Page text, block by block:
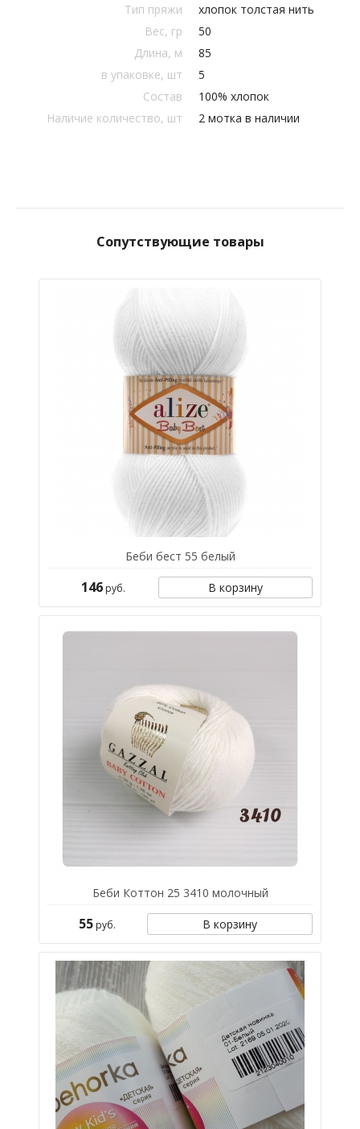
Тип пряжи
хлопок толстая нить
Вес, гр
50
Длина, м
85
в упаковке, шт
5
Состав
100% хлопок
Наличие количество, шт
2 мотка в наличии
Сопутствующие товары
Беби бест 55 белый
146руб. В корзину
Беби Коттон 25 3410 молочный
55 руб. В корзину